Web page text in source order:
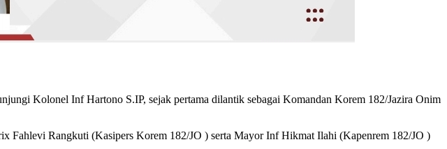
Kolonel Inf Hartono S.IP, sejak pertama dilantik sebagai Komandan Korem 182/Jazira Onim
Rangkuti (Kasipers Korem 182/JO ) serta Mayor Inf Hikmat Ilahi (Kapenrem 182/JO )